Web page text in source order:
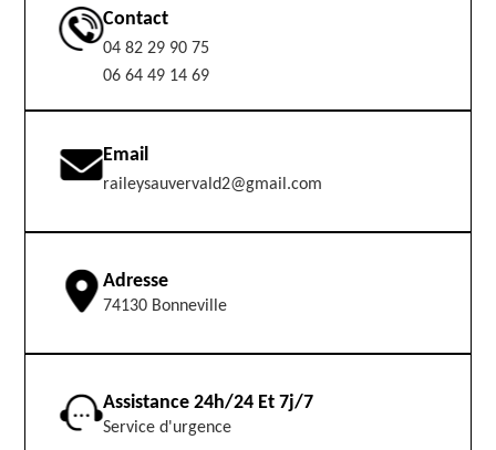
Contact
04 82 29 90 75
06 64 49 14 69
Email
raileysauvervald2@gmail.com
Adresse
74130 Bonneville
Assistance 24h/24 Et 7j/7
Service d'urgence